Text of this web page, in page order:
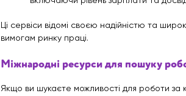
Ці сервіси відомі своєю надійністю та
вимогам ринку праці.
Міжнародні ресурси для пошуку
Якщо ви шукаєте можливості для роботи за